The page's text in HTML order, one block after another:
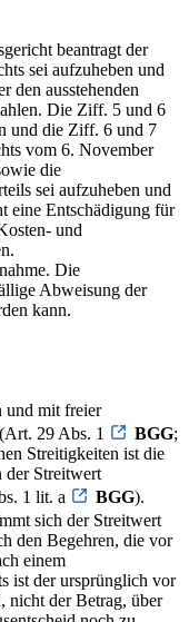
beantragt der
sei aufzuheben und
den ausstehenden
Die Ziff. 5 und 6
und die Ziff. 6 und 7
vom 6. November
die
sei aufzuheben und
eine Entschädigung für
und
Die
Abweisung der
kann.
und mit freier
29 Abs. 1
BGG;
Streitigkeiten ist die
der Streitwert
1 lit. a
BGG).
sich der Streitwert
den Begehren, die vor
einem
ist der ursprünglich vor
nicht der Betrag, über